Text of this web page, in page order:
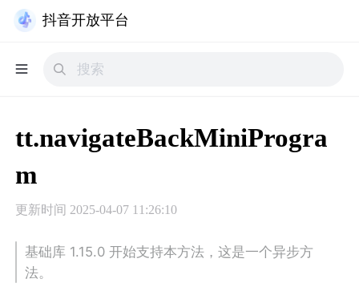
抖音开放平台
tt.navigateBackMiniProgra
m
更新时间 2025-04-07 11:26:10
基础库 1.15.0 开始支持本方法，这是一个异步方
法。